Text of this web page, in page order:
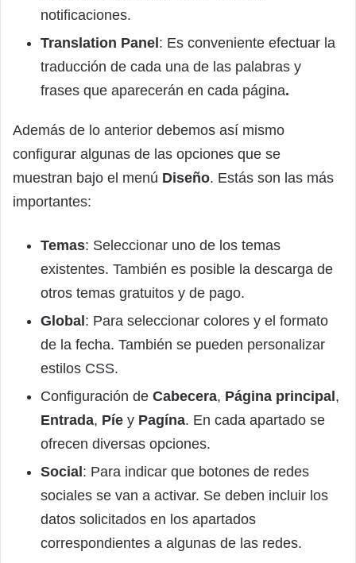
notificaciones.
Translation Panel: Es conveniente efectuar la
traducción de cada una de las palabras y
frases que aparecerán en cada página.
Además de lo anterior debemos así mismo
configurar algunas de las opciones que se
muestran bajo el menú Diseño. Estás son las más
importantes:
Temas: Seleccionar uno de los temas
existentes. También es posible la descarga de
otros temas gratuitos y de pago.
Global: Para seleccionar colores y el formato
de la fecha. También se pueden personalizar
estilos CSS.
Configuración de Cabecera, Página principal,
Entrada, Píe y Pagína. En cada apartado se
ofrecen diversas opciones.
Social: Para indicar que botones de redes
sociales se van a activar. Se deben incluir los
datos solicitados en los apartados
correspondientes a algunas de las redes.